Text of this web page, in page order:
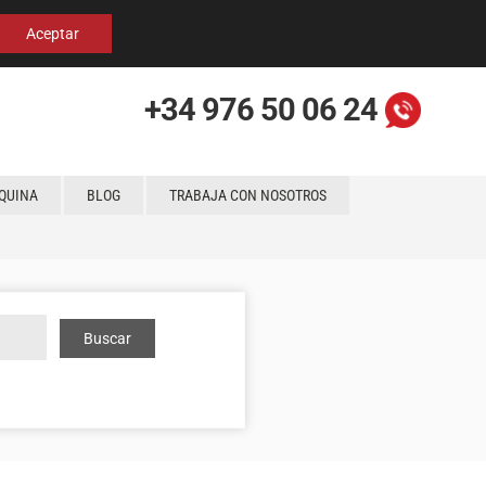
+34 976 50 06 24
BLOG TRABAJA CON NOSOTROS
Aceptar